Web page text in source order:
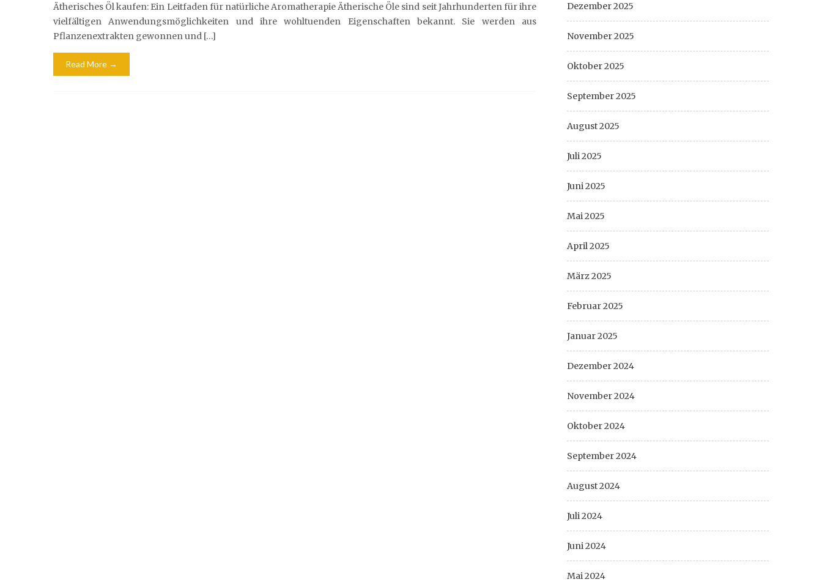
Ätherisches Öl kaufen: Ein Leitfaden für natürliche Aromatherapie Ätherische Öle sind seit Jahrhunderten für ihre
vielfältigen Anwendungsmöglichkeiten und ihre wohltuenden Eigenschaften bekannt. Sie werden aus
Pflanzenextrakten gewonnen und […]
Read More →
Dezember 2025
November 2025
Oktober 2025
September 2025
August 2025
Juli 2025
Juni 2025
Mai 2025
April 2025
März 2025
Februar 2025
Januar 2025
Dezember 2024
November 2024
Oktober 2024
September 2024
August 2024
Juli 2024
Juni 2024
Mai 2024